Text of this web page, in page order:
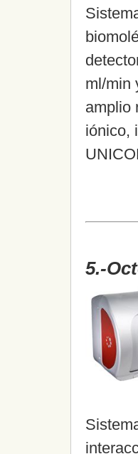
ml/min
amplio
iónico,
5.-